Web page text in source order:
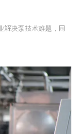
解决泵技术难题，同